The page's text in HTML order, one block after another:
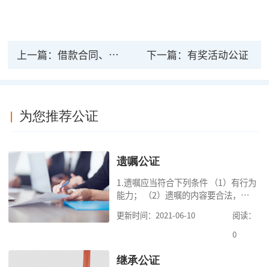
上一篇：借款合同、担保合同公证 下一篇： 有奖活动公证
为您推荐公证
遗嘱公证
1.遗嘱应当符合下列条件 （1）有行为
能力； （2）遗嘱的内容要合法，对
人要保留必要的份额； （3）遗嘱中
的财产是个人合法财产。 2.可受理的
更新时间：2021-06-10
阅读：
0
继承公证